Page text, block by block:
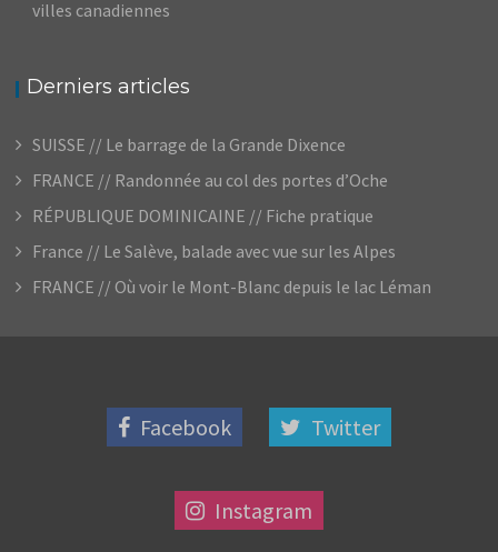
villes canadiennes
Derniers articles
SUISSE // Le barrage de la Grande Dixence
FRANCE // Randonnée au col des portes d’Oche
RÉPUBLIQUE DOMINICAINE // Fiche pratique
France // Le Salève, balade avec vue sur les Alpes
FRANCE // Où voir le Mont-Blanc depuis le lac Léman
Facebook Twitter
Instagram